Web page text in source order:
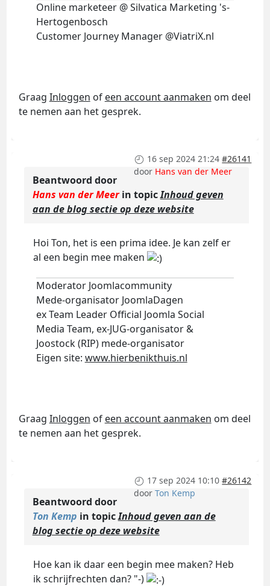
Online marketeer @ Silvatica Marketing 's-
Hertogenbosch
Customer Journey Manager @ViatriX.nl
Graag Inloggen of een account aanmaken om deel
te nemen aan het gesprek.
16 sep 2024 21:24 #26141
door Hans van der Meer
Beantwoord door
Hans van der Meerin topicInhoud geven
aan de blog sectie op deze website
Hoi Ton, het is een prima idee. Je kan zelf er
al een begin mee maken
Moderator Joomlacommunity
Mede-organisator JoomlaDagen
ex Team Leader Official Joomla Social
Media Team, ex-JUG-organisator &
Joostock (RIP) mede-organisator
Eigen site: www.hierbenikthuis.nl
Graag Inloggen of een account aanmaken om deel
te nemen aan het gesprek.
17 sep 2024 10:10 #26142
doorTon Kemp
Beantwoord door
Ton Kemp in topicInhoud geven aan de
blog sectie op deze website
Hoe kan ik daar een begin mee maken? Heb
ik schrijfrechten dan? "-)